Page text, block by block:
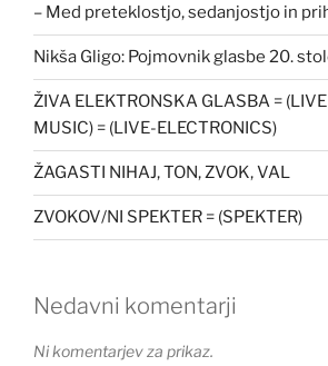
– Med preteklostjo, sedanjostjo in
Nikša Gligo: Pojmovnik glasbe 20.
ŽIVA ELEKTRONSKA GLASBA =
MUSIC) = (LIVE-ELECTRONICS)
ŽAGASTI NIHAJ, TON, ZVOK, VAL
ZVOKOV/NI SPEKTER = (SPEKTER)
Nedavni komentarji
Ni komentarjev za prikaz.